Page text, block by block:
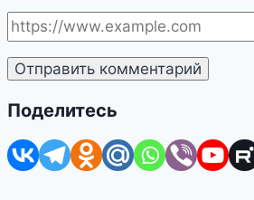
Поделитесь